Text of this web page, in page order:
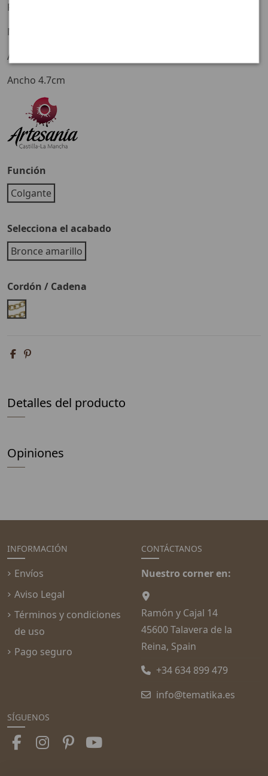
Fabricada en bronce dorado.
Medidas:
Alto 5cm
Ancho 4.7cm
Función
Colgante
Selecciona el acabado
Bronce amarillo
Cordón / Cadena
Cadena
Detalles del producto
Opiniones
INFORMACIÓN
Envíos
Aviso Legal
Términos y condiciones
de uso
Pago seguro
CONTÁCTANOS
Nuestro corner en:
Ramón y Cajal 14
45600 Talavera de la
Reina, Spain
+34 634 899 479
info@tematika.es
SÍGUENOS